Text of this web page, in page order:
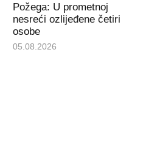
Požega: U prometnoj
nesreći ozlijeđene četiri
osobe
05.08.2026